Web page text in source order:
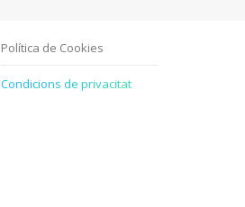
Política de Cookies
Condicions de privacitat